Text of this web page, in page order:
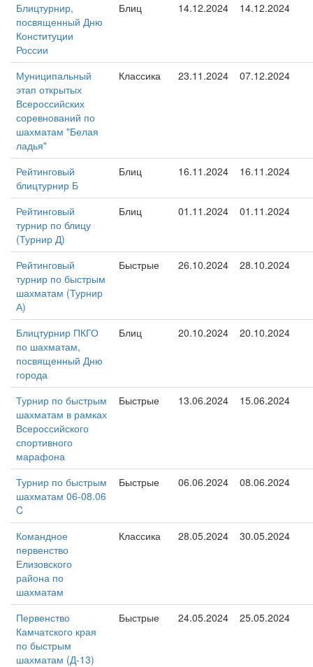
Блицтурнир,
посвященный Дню
Конституции
России
Блиц 14.12.2024 14.12.2024
Муниципальный
этап открытых
Всероссийских
соревнований по
шахматам "Белая
ладья"
Классика 23.11.2024 07.12.2024
Рейтинговый
блицтурнир Б
Блиц 16.11.2024 16.11.2024
Рейтинговый
турнир по блицу
(Турнир Д)
Блиц 01.11.2024 01.11.2024
Рейтинговый
турнир по быстрым
шахматам (Турнир
А)
Быстрые 26.10.2024 28.10.2024
Блицтурнир ПКГО
по шахматам,
посвященный Дню
города
Блиц 20.10.2024 20.10.2024
Турнир по быстрым
шахматам в рамках
Всероссийского
спортивного
марафона
Быстрые 13.06.2024 15.06.2024
Турнир по быстрым
шахматам 06-08.06
C
Быстрые 06.06.2024 08.06.2024
Командное
первенство
Елизовского
района по
шахматам
Классика 28.05.2024 30.05.2024
Первенство
Камчатского края
по быстрым
шахматам (Д-13)
Быстрые 24.05.2024 25.05.2024